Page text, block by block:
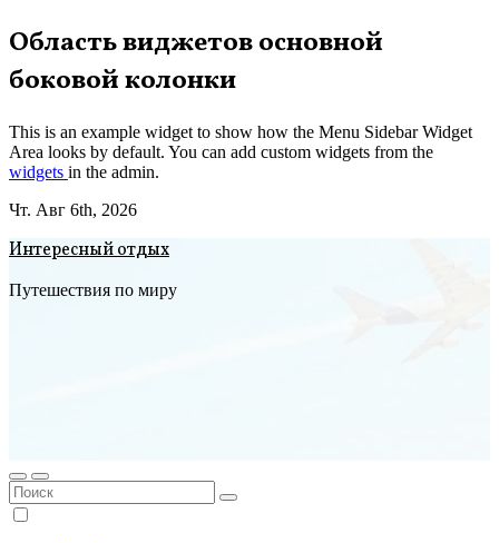
Перейти
к
содержимому
Область виджетов основной
боковой колонки
This is an example widget to show how the Menu Sidebar Widget
Area looks by default. You can add custom widgets from the
widgets in the admin.
Чт. Авг 6th, 2026
Интересный отдых
Путешествия по миру